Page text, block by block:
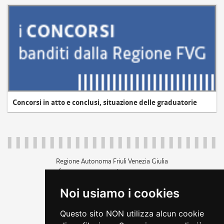
Noi usiamo i cookies
Questo sito NON utilizza alcun cookie
Concorsi in atto e conclusi, situazione delle graduatorie
Regione Autonoma Friuli Venezia Giulia
c.f. 80014930327; p.iva 00526040324
+39 040 3771111